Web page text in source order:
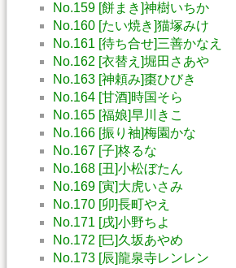
No.159 [餅まき]神樹いちか
No.160 [たい焼き]猫塚みけ
No.161 [待ち合せ]三善かなえ
No.162 [衣替え]堀田さあや
No.163 [神頼み]棗ひびき
No.164 [甘酒]時国そら
No.165 [福娘]早川きこ
No.166 [振り袖]梅園かな
No.167 [子]柊るな
No.168 [丑]小松ぼたん
No.169 [寅]大虎いさみ
No.170 [卯]長町やえ
No.171 [戌]小野ちよ
No.172 [巳]久坂あやめ
No.173 [辰]龍泉寺レンレン